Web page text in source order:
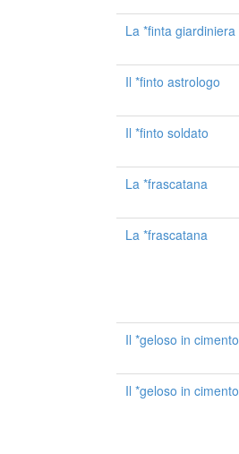
La *finta giardiniera
Il *finto astrologo
Il *finto soldato
La *frascatana
La *frascatana
Il *geloso in cimento
Il *geloso in cimento